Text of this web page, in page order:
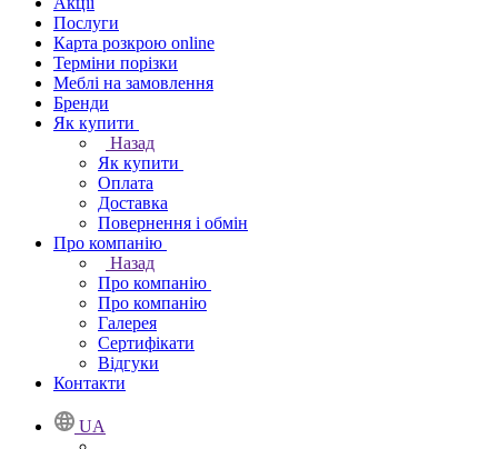
Послуги
Карта розкрою online
Терміни порізки
Меблі на замовлення
Бренди
Як купити
Назад
Як купити
Оплата
Доставка
Повернення і обмін
Про компанію
Назад
Про компанію
Про компанію
Галерея
Сертифікати
Відгуки
Контакти
UA